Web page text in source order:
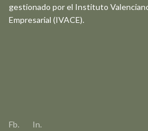
gestionado por el Instituto
Empresarial (IVACE).
Fb.
In.